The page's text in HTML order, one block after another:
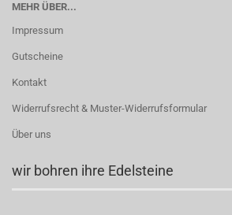
MEHR ÜBER...
Impressum
Gutscheine
Kontakt
Widerrufsrecht & Muster-Widerrufsformular
Über uns
wir bohren ihre Edelsteine